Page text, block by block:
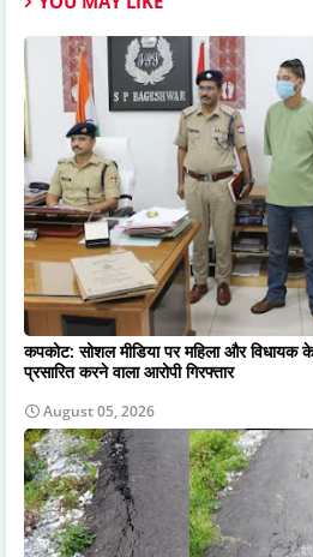
कपकोट: सोशल मीडिया पर महिला और विधायक
प्रसारित करने वाला आरोपी गिरफ्तार
August 05, 2026